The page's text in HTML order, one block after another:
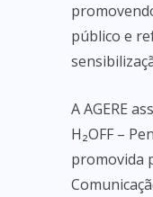
público e
A AGERE
H₂OFF –
promovida